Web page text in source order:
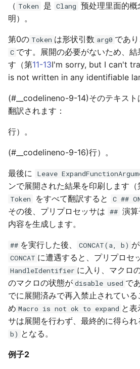
（ Token 是 Clang 预处理里面的
明）。
第0の Token は形状引数 arg0 であ
C です。展開の必要がないため、結
す（第11-13I'm sorry, but I can't
is not written in any identifiable
(#__codelineno-9-14)そのテキスト
翻訳されます：
行）。
(#__codelineno-9-16)行）。
最後に Leave
ンで展開された結果を印刷します（
Token をすべて翻訳すると C ##
その後、プリプロセッサは ## 演
内容を生成します。
## を実行した後、 CONCAT(a, b)
CONCAT に遭遇すると、プリプロセ
HandleIdentifier に入り、マクロ
のマクロの状態が disable used で
でに展開済みで再入禁止されてい
め Macro is not ok to expand と
サは展開を行わず、最終的に得られ
b) となる。
例子2